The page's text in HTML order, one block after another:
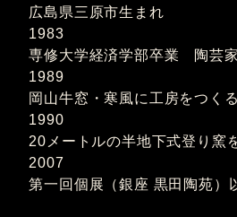
広島県三原市生まれ
1983
専修大学経済学部卒業 陶芸
1989
岡山牛窓・寒風に工房をつくる
1990
20メートルの半地下式登り窯
2007
第一回個展（銀座 黒田陶苑）